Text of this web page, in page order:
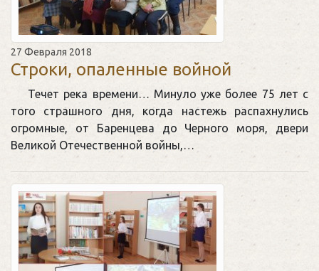
27 Февраля 2018
Строки, опаленные войной
Течет река времени… Минуло уже более 75 лет с
того страшного дня, когда настежь распахнулись
огромные, от Баренцева до Черного моря, двери
Великой Отечественной войны,…